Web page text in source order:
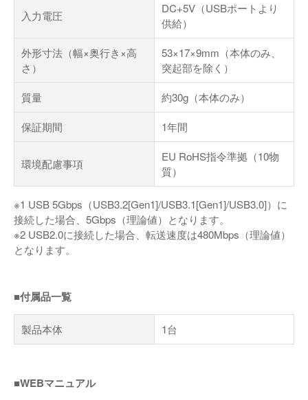
入力電圧
DC+5V（USBポートより
供給）
外形寸法（幅×奥行き×高
さ）
53×17×9mm（本体のみ、
突起部を除く）
質量 約30g（本体のみ）
保証期間 1年間
環境配慮事項
EU RoHS指令準拠（10物
質）
※1 USB 5Gbps（USB3.2[Gen1]/USB3.1[Gen1]/USB3.0]）に
接続した場合、5Gbps（理論値）となります。
※2 USB2.0に接続した場合、転送速度は480Mbps（理論値）
となります。
■付属品一覧
製品本体 1台
■WEBマニュアル